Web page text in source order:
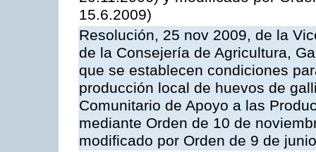
15.6.2009)
Resolución, 25 nov 2009, de la
de la Consejería de Agricultura,
que se establecen condiciones
producción local de huevos de
Comunitario de Apoyo a las
mediante Orden de 10 de
modificado por Orden de 9 de